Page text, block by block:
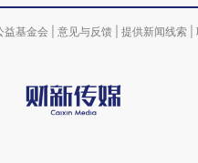
益基金会 意见与反馈 提供新闻线索